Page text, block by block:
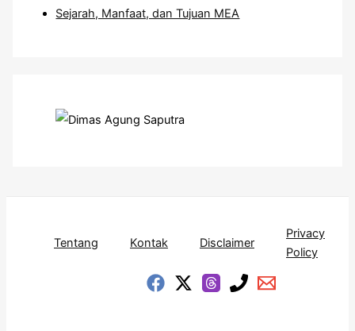
Sejarah, Manfaat, dan Tujuan MEA
Tentang Kontak Disclaimer
Privacy
Policy